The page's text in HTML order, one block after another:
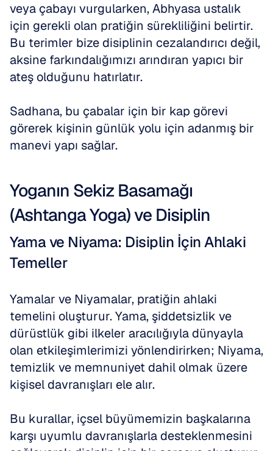
veya çabayı vurgularken, Abhyasa ustalık
için gerekli olan pratiğin sürekliliğini belirtir.
Bu terimler bize disiplinin cezalandırıcı değil,
aksine farkındalığımızı arındıran yapıcı bir
ateş olduğunu hatırlatır.
Sadhana, bu çabalar için bir kap görevi
görerek kişinin günlük yolu için adanmış bir
manevi yapı sağlar.
Yoganın Sekiz Basamağı
(Ashtanga Yoga) ve Disiplin
Yama ve Niyama: Disiplin İçin Ahlaki
Temeller
Yamalar ve Niyamalar, pratiğin ahlaki
temelini oluşturur. Yama, şiddetsizlik ve
dürüstlük gibi ilkeler aracılığıyla dünyayla
olan etkileşimlerimizi yönlendirirken; Niyama,
temizlik ve memnuniyet dahil olmak üzere
kişisel davranışları ele alır.
Bu kurallar, içsel büyümemizin başkalarına
karşı uyumlu davranışlarla desteklenmesini